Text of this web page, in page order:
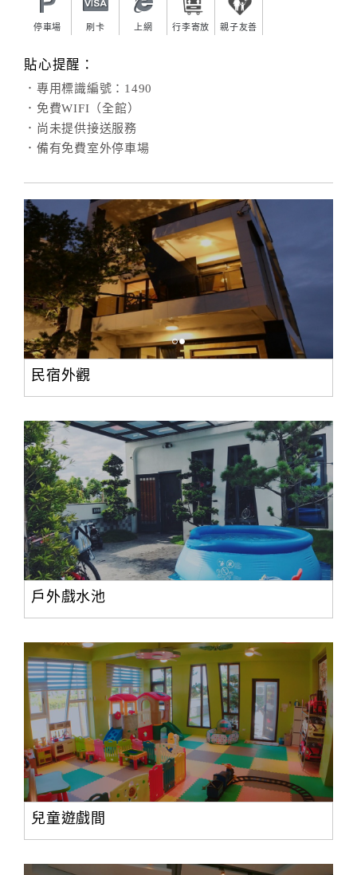
訂
Q&A
國
卡
房
請
款
收
據
合
作
提
店
合
作
廠
商
合
停車場 刷卡 上網 行李寄放 親子友善
貼心提醒：
．專用標識編號：1490
．免費WIFI（全館）
．尚未提供接送服務
．備有免費室外停車場
民宿外觀
戶外戲水池
兒童遊戲間